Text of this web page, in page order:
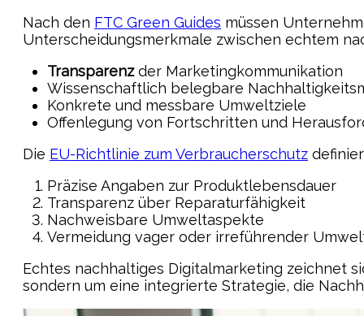
Nach den FTC Green Guides müssen
Unterscheidungsmerkmale zwischen echtem
Transparenzder Marketingkommunikation
Wissenschaftlich belegbare
Konkrete und messbare Umweltziele
Offenlegung von Fortschritten und
Die EU-Richtlinie zum Verbraucherschutz
Präzise Angaben zur Produktlebensdauer
Transparenz über Reparaturfähigkeit
Nachweisbare Umweltaspekte
Vermeidung vager oder irreführender
Echtes nachhaltiges Digitalmarketing zeichnet
sondern um eine integrierte Strategie, die